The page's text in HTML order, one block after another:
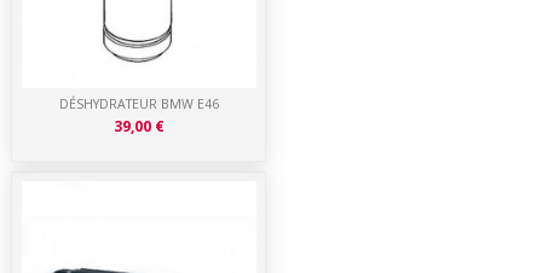
DÉSHYDRATEUR BMW E46
39,00 €